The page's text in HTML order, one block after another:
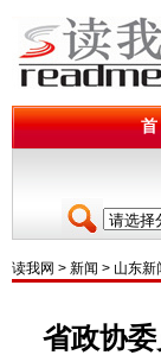
首
读我网 > 新闻 > 山东新
省政协